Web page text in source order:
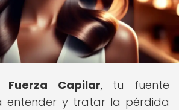
Fuerza Capilar, tu fuente
entender y tratar la pérdida